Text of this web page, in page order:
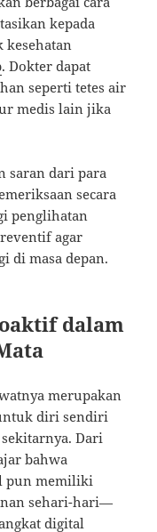
kepada
kesehatan
. Dokter dapat
seperti tetes air
medis lain jika
saran dari para
secara
penglihatan
agar
di masa depan.
dalam
merupakan
diri sendiri
Dari
bahwa
pun memiliki
sehari-hari—
digital